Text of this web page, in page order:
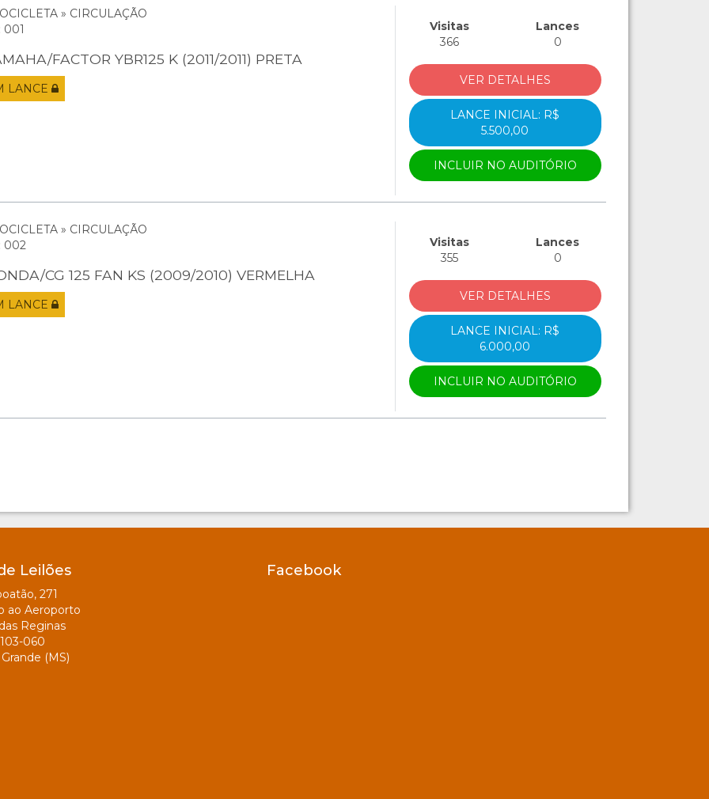
» CIRCULAÇÃO
001
FACTOR YBR125 K (2011/2011) PRETA
LANCE
Visitas
366
Lances
0
VER DETALHES
LANCE INICIAL: R$
5.500,00
INCLUIR NO AUDITÓRIO
» CIRCULAÇÃO
002
CG 125 FAN KS (2009/2010) VERMELHA
LANCE
Visitas
355
Lances
0
VER DETALHES
LANCE INICIAL: R$
6.000,00
INCLUIR NO AUDITÓRIO
Leilões
271
ao Aeroporto
Reginas
060
(MS)
Facebook